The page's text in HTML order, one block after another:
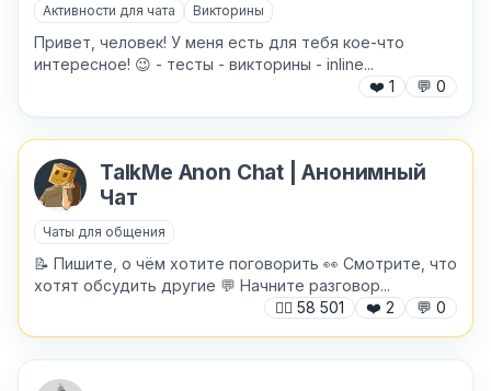
Причина жалобы *
Текст обращения (необязательно)
Активности для чата Викторины
Привет, человек! У меня есть для тебя кое-что
интересное! 😉 - тесты - викторины - inline...
❤️ 1 💬 0
TalkMe Anon Chat | Анонимный
Чат
Чаты для общения
📝 Пишите, о чём хотите поговорить 👀 Смотрите, что
хотят обсудить другие 💬 Начните разговор...
🙍‍♂️ 58 501 ❤️ 2 💬 0